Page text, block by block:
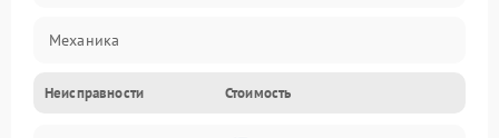
Механика
Электропитание
Неисправности Стоимость